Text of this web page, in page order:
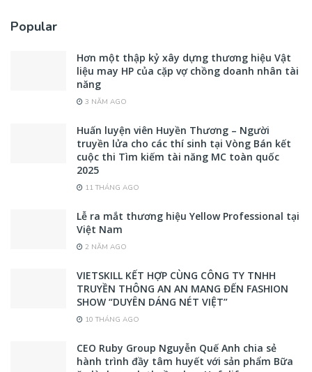
Popular
Hơn một thập kỷ xây dựng thương hiệu Vật
liệu may HP của cặp vợ chồng doanh nhân tài
năng
3 NĂM AGO
Huấn luyện viên Huyền Thương – Người
truyền lửa cho các thí sinh tại Vòng Bán kết
cuộc thi Tìm kiếm tài năng MC toàn quốc
2025
11 THÁNG AGO
Lễ ra mắt thương hiệu Yellow Professional tại
Việt Nam
2 NĂM AGO
VIETSKILL KẾT HỢP CÙNG CÔNG TY TNHH
TRUYỀN THÔNG AN AN MANG ĐẾN FASHION
SHOW “DUYÊN DÁNG NÉT VIỆT”
10 THÁNG AGO
CEO Ruby Group Nguyễn Quế Anh chia sẻ
hành trình đầy tâm huyết với sản phẩm Bữa